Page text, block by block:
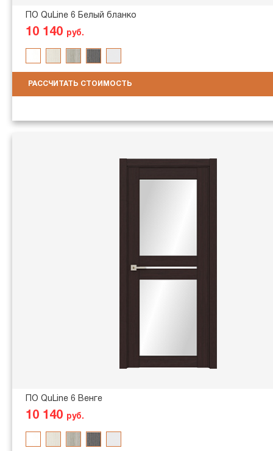
ПО QuLine 6 Белый бланко
10 140 руб.
РАССЧИТАТЬ СТОИМОСТЬ
ПО QuLine 6 Венге
10 140 руб.